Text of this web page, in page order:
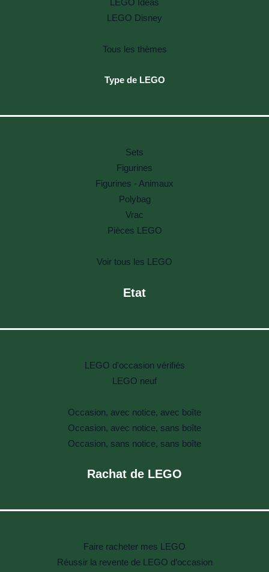
LEGO Ideas
LEGO Disney
Tous les thèmes
Type de LEGO
Sets
Figurines
Figurines - Animaux
Polybag
Vrac
Pièces LEGO
Voir tous les LEGO
Etat
LEGO d'occasion vérifiés
LEGO neuf
Occasion, avec notice, avec boîte
Occasion, avec notice, sans boîte
Occasion, sans notice, sans boîte
Rachat de LEGO
Faire racheter mes LEGO
Réussir la revente de LEGO d’occasion